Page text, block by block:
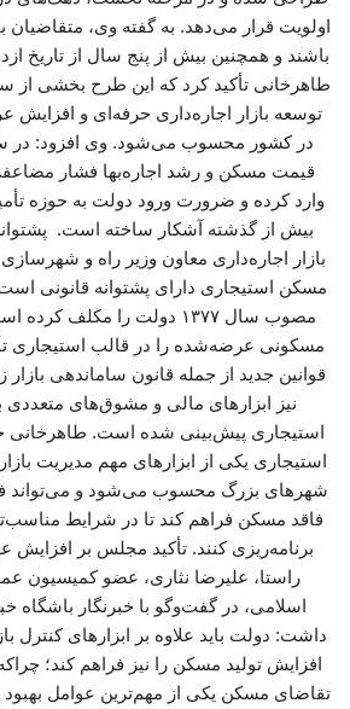
اولویت قرار می‌دهد. به گفته وی، متقاضیان
باشند و همچنین بیش از پنج سال از تاریخ
طاهرخانی تأکید کرد که این طرح بخشی از
توسعه بازار اجاره‌داری حرفه‌ای و
در کشور محسوب می‌شود. وی افزود: در
قیمت مسکن و رشد اجاره‌بها فشار
وارد کرده و ضرورت ورود دولت به حوزه
بیش از گذشته آشکار ساخته است.
بازار اجاره‌داری معاون وزیر راه و شهرسازی
مسکن استیجاری دارای پشتوانه قانونی
مصوب سال ۱۳۷۷ دولت را
مسکونی عرضه‌شده را در قالب استیجاری
قوانین جدید از جمله قانون ساماندهی
نیز ابزارهای مالی و مشوق‌های
استیجاری پیش‌بینی شده است.
استیجاری یکی از ابزارهای مهم مدیریت
شهرهای بزرگ محسوب می‌شود و می‌تواند
فاقد مسکن فراهم کند تا در شرایط
برنامه‌ریزی کنند. تأکید مجلس بر
راستا، علیرضا نثاری، عضو کمیسیون
اسلامی، در گفت‌وگو با خبرنگار باشگاه
داشت: دولت باید علاوه بر ابزارهای کنترل
افزایش تولید مسکن را نیز فراهم کند؛
تقاضای مسکن یکی از مهم‌ترین عوامل